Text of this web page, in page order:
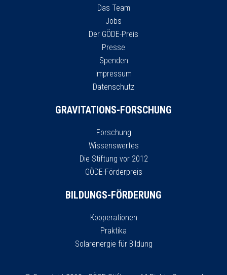
Das Team
Jobs
Der GÖDE-Preis
Presse
Spenden
Impressum
Datenschutz
GRAVITATIONS-FORSCHUNG
Forschung
Wissenswertes
Die Stiftung vor 2012
GÖDE-Förderpreis
BILDUNGS-FÖRDERUNG
Kooperationen
Praktika
Solarenergie für Bildung